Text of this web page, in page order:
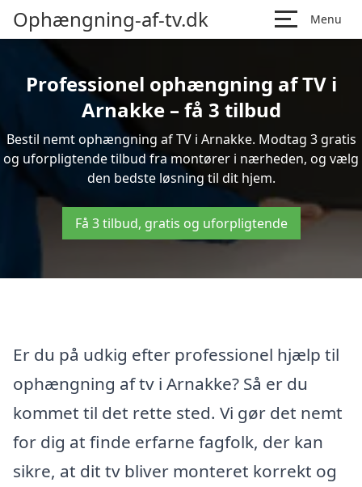
Ophængning-af-tv.dk Menu
Professionel ophængning af TV i
Arnakke – få 3 tilbud
Bestil nemt ophængning af TV i Arnakke. Modtag 3 gratis
og uforpligtende tilbud fra montører i nærheden, og vælg
den bedste løsning til dit hjem.
Få 3 tilbud, gratis og uforpligtende
Er du på udkig efter professionel hjælp til
ophængning af tv i Arnakke? Så er du
kommet til det rette sted. Vi gør det nemt
for dig at finde erfarne fagfolk, der kan
sikre, at dit tv bliver monteret korrekt og